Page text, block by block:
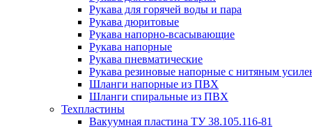
Рукава для горячей воды и пара
Рукава дюритовые
Рукава напорно-всасывающие
Рукава напорные
Рукава пневматические
Рукава резиновые напорные с нитяным
Шланги напорные из ПВХ
Шланги спиральные из ПВХ
Техпластины
Вакуумная пластина ТУ 38.105.116-81